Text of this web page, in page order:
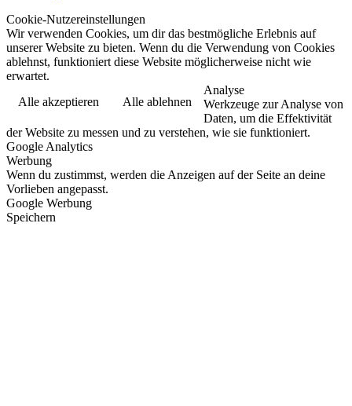
Cookie-Nutzereinstellungen
Wir verwenden Cookies, um dir das bestmögliche Erlebnis auf
unserer Website zu bieten. Wenn du die Verwendung von Cookies
ablehnst, funktioniert diese Website möglicherweise nicht wie
erwartet.
Alle akzeptieren
Alle ablehnen
Analyse
Werkzeuge zur Analyse von
Daten, um die Effektivität
der Website zu messen und zu verstehen, wie sie funktioniert.
Google Analytics
Werbung
Wenn du zustimmst, werden die Anzeigen auf der Seite an deine
Vorlieben angepasst.
Google Werbung
Speichern